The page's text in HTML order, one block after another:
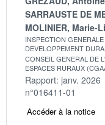
SARRAUSTE DE
MOLINIER, Marie-
INSPECTION
DEVELOPPEMENT
CONSEIL GENERAL DE
ESPACES RURAUX
Rapport: janv. 2026
n°016411-01
Accéder à la notice